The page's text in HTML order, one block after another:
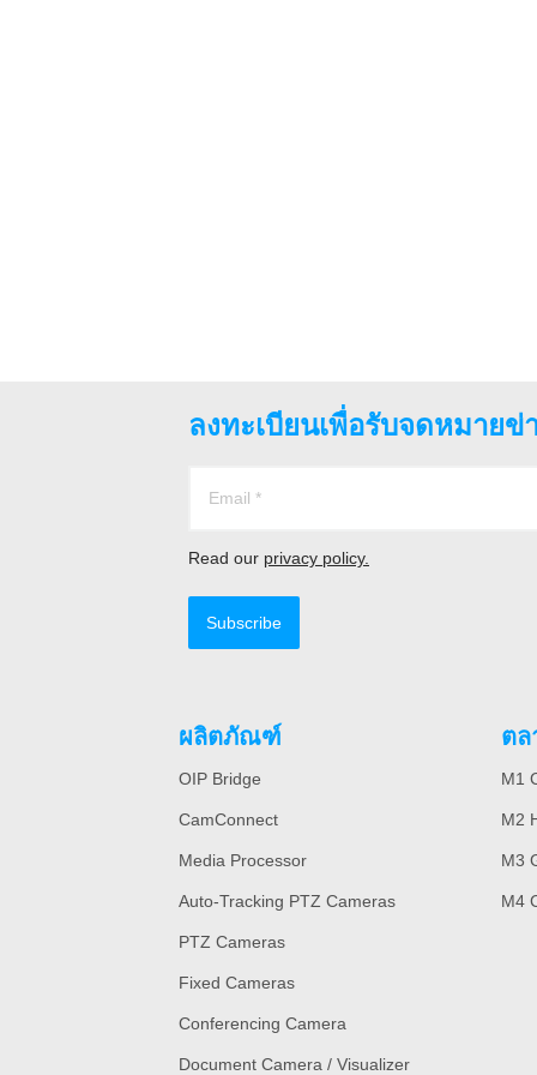
ลงทะเบียนเพื่อรับจดหมาย
Read our privacy policy.
Subscribe
ผลิตภัณฑ์
OIP Bridge
CamConnect
Media Processor
Auto-Tracking PTZ Cameras
PTZ Cameras
Fixed Cameras
Conferencing Camera
Document Camera / Visualizer
ต
M1
M2
M3
M4